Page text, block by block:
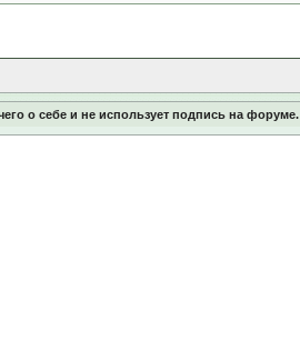
о себе и не использует подпись на форуме.